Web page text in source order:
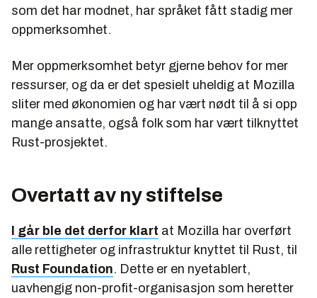
som det har modnet, har språket fått stadig mer
oppmerksomhet.
Mer oppmerksomhet betyr gjerne behov for mer
ressurser, og da er det spesielt uheldig at Mozilla
sliter med økonomien og har vært nødt til å si opp
mange ansatte, også folk som har vært tilknyttet
Rust-prosjektet.
Overtatt av ny stiftelse
I går ble det derfor klart at Mozilla har overført
alle rettigheter og infrastruktur knyttet til Rust, til
Rust Foundation. Dette er en nyetablert,
uavhengig non-profit-organisasjon som heretter